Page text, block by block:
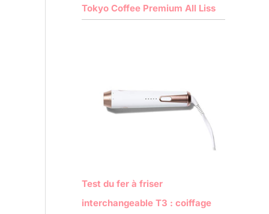
Tokyo Coffee Premium All Liss
Test du fer à friser
interchangeable T3 : coiffage